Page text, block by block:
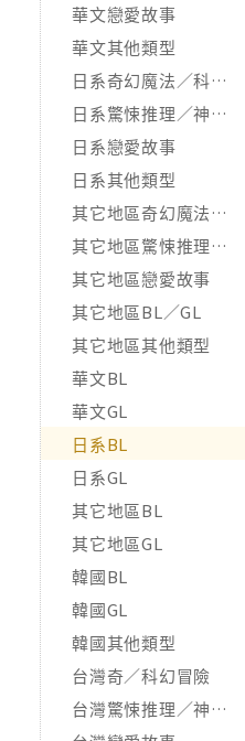
華文戀愛故事
華文其他類型
日系奇幻魔法／科幻冒險
日系驚悚推理／神怪靈異
日系戀愛故事
日系其他類型
其它地區奇幻魔法／科幻冒險
其它地區驚悚推理／神怪靈異
其它地區戀愛故事
其它地區BL／GL
其它地區其他類型
華文BL
華文GL
日系BL
日系GL
其它地區BL
其它地區GL
韓國BL
韓國GL
韓國其他類型
台灣奇／科幻冒險
台灣驚悚推理／神怪靈異